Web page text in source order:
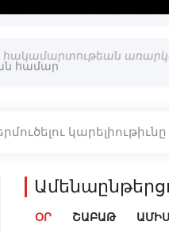
հակամարտութեան
կարելիութիւնը
ՕՐ ՇԱԲԱԹ ԱՄԻՍ